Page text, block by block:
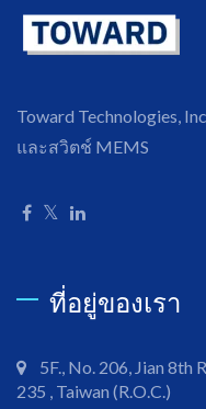
Toward Technologies,
และสวิตช์ MEMS
ที่อยู่ของเรา
5F., No. 206, Jian 8th
235 , Taiwan (R.O.C.)